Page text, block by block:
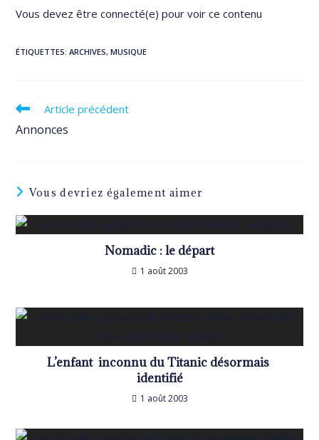
Vous devez être connecté(e) pour voir ce contenu
ÉTIQUETTES:ARCHIVES, MUSIQUE
Read
articles
Article précédent
Annonces
Vous devriez également aimer
Nomadic : le départ
1 août 2003
L’enfant inconnu du Titanic désormais
identifié
1 août 2003